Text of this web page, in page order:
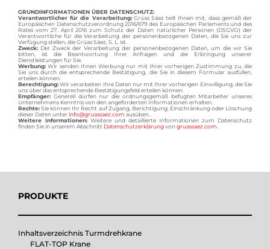
GRUNDINFORMATIONEN ÜBER DATENSCHUTZ:
Verantwortlicher für die Verarbeitung:Grúas Sáez teilt Ihnen mit, dass gemäß der
Europäischen Datenschutzverordnung 2016/679 des Europäischen Parlaments und des
Rates vom 27. April 2016 zum Schutz der Daten natürlicher Personen (DSGVO) der
Verantwortliche für die Verarbeitung der personenbezogenen Daten, die Sie uns zur
Verfügung stellen, die Grúas Sáez, S. L. ist.
Zweck: Der Zweck der Verarbeitung der personenbezogenen Daten, um die wir Sie
bitten, ist die Beantwortung Ihrer Anfragen und die Erbringung unserer
Dienstleistungen für Sie.
Werbung: Wir senden Ihnen Werbung nur mit Ihrer vorherigen Zustimmung zu, die
Sie uns durch die entsprechende Bestätigung, die Sie in diesem Formular ausfüllen,
erteilen können.
Berechtigung:Wir verarbeiten Ihre Daten nur mit Ihrer vorherigen Einwilligung, die Sie
uns über das entsprechende Bestätigungsfeld erteilen können.
Empfänger: Generell dürfen nur die ordnungsgemäß befugten Mitarbeiter unseres
Unternehmens Kenntnis von den angeforderten Informationen erhalten.
Rechte:Sie können Ihr Recht auf Zugang, Berichtigung, Einschränkung oder Löschung
dieser Daten unterinfo@gruassaez.com ausüben..
Weitere Informationen: Weitere und detaillierte Informationen zum Datenschutz
finden Sie in unserem Abschnitt Datenschutzerklärungvongruassaez.com
PRODUKTE
Inhaltsverzeichnis Turmdrehkrane
FLAT-TOP Krane